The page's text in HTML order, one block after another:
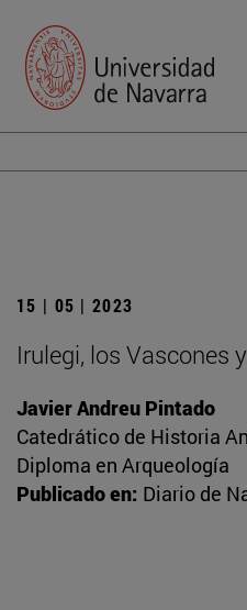
15 | 05 | 2023
Irulegi, los Vascones
Javier Andreu Pintado
Catedrático de Historia
Diploma en Arqueología
Publicado en: Diario de